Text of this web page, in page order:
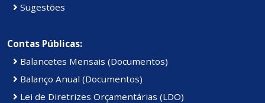
Sugestões
Contas Públicas:
Balancetes Mensais (Documentos)
Balanço Anual (Documentos)
Lei de Diretrizes Orçamentárias (LDO)